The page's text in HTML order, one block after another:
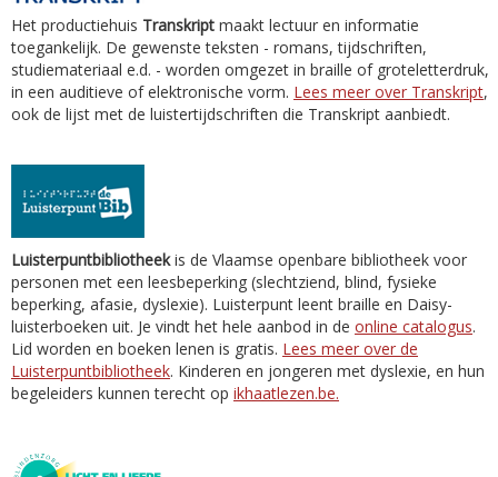
Het productiehuis Transkript maakt lectuur en informatie
toegankelijk. De gewenste teksten - romans, tijdschriften,
studiemateriaal e.d. - worden omgezet in braille of groteletterdruk,
in een auditieve of elektronische vorm. Lees meer over Transkript,
ook de lijst met de luistertijdschriften die Transkript aanbiedt.
Luisterpuntbibliotheekis de Vlaamse openbare bibliotheek voor
personen met een leesbeperking (slechtziend, blind, fysieke
beperking, afasie, dyslexie). Luisterpunt leent braille en Daisy-
luisterboeken uit. Je vindt het hele aanbod in de online catalogus.
Lid worden en boeken lenen is gratis. Lees meer over de
Luisterpuntbibliotheek. Kinderen en jongeren met dyslexie, en hun
begeleiders kunnen terecht op ikhaatlezen.be.